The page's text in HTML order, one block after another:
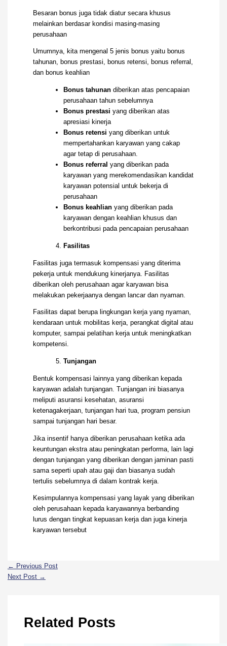
Besaran bonus juga tidak diatur secara khusus
melainkan berdasar kondisi masing-masing
perusahaan
Umumnya, kita mengenal 5 jenis bonus yaitu bonus
tahunan, bonus prestasi, bonus retensi, bonus referral,
dan bonus keahlian
Bonus tahunandiberikan atas pencapaian
perusahaan tahun sebelumnya
Bonus prestasi yang diberikan atas
apresiasi kinerja
Bonus retensi yang diberikan untuk
mempertahankan karyawan yang cakap
agar tetap di perusahaan.
Bonus referral yang diberikan pada
karyawan yang merekomendasikan kandidat
karyawan potensial untuk bekerja di
perusahaan
Bonus keahlianyang diberikan pada
karyawan dengan keahlian khusus dan
berkontribusi pada pencapaian perusahaan
Fasilitas
Fasilitas juga termasuk kompensasi yang diterima
pekerja untuk mendukung kinerjanya. Fasilitas
diberikan oleh perusahaan agar karyawan bisa
melakukan pekerjaanya dengan lancar dan nyaman.
Fasilitas dapat berupa lingkungan kerja yang nyaman,
kendaraan untuk mobilitas kerja, perangkat digital atau
komputer, sampai pelatihan kerja untuk meningkatkan
kompetensi.
Tunjangan
Bentuk kompensasi lainnya yang diberikan kepada
karyawan adalah tunjangan. Tunjangan ini biasanya
meliputi asuransi kesehatan, asuransi
ketenagakerjaan, tunjangan hari tua, program pensiun
sampai tunjangan hari besar.
Jika insentif hanya diberikan perusahaan ketika ada
keuntungan ekstra atau peningkatan performa, lain lagi
dengan tunjangan yang diberikan dengan jaminan pasti
sama seperti upah atau gaji dan biasanya sudah
tertulis sebelumnya di dalam kontrak kerja.
Kesimpulannya kompensasi yang layak yang diberikan
oleh perusahaan kepada karyawannya berbanding
lurus dengan tingkat kepuasan kerja dan juga kinerja
karyawan tersebut
← Previous Post
Next Post →
Related Posts